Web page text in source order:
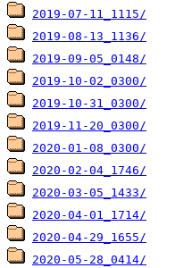
2019-07-11_1115/
2019-08-13_1136/
2019-09-05_0148/
2019-10-02_0300/
2019-10-31_0300/
2019-11-20_0300/
2020-01-08_0300/
2020-02-04_1746/
2020-03-05_1433/
2020-04-01_1714/
2020-04-29_1655/
2020-05-28_0414/